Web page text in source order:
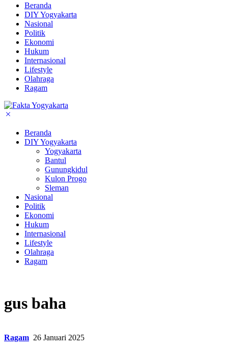
Beranda
DIY Yogyakarta
Nasional
Politik
Ekonomi
Hukum
Internasional
Lifestyle
Olahraga
Ragam
Beranda
DIY Yogyakarta
Yogyakarta
Bantul
Gunungkidul
Kulon Progo
Sleman
Nasional
Politik
Ekonomi
Hukum
Internasional
Lifestyle
Olahraga
Ragam
gus baha
Ragam 26 Januari 2025